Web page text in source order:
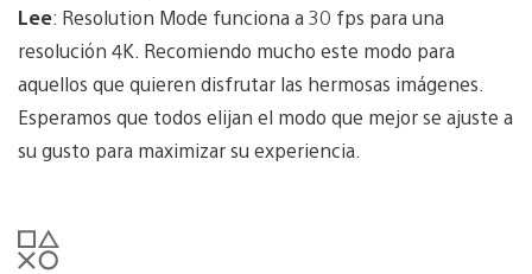
Lee: Resolution Mode funciona a 30 fps para una
resolución 4K. Recomiendo mucho este modo para
aquellos que quieren disfrutar las hermosas imágenes.
Esperamos que todos elijan el modo que mejor se ajuste a
su gusto para maximizar su experiencia.